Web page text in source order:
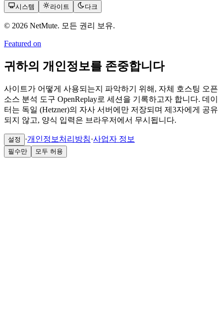
시스템 라이트 다크
© 2026 NetMute. 모든 권리 보유.
Featured on
귀하의 개인정보를 존중합니다
사이트가 어떻게 사용되는지 파악하기 위해, 자체 호스팅 오픈
소스 분석 도구 OpenReplay로 세션을 기록하고자 합니다. 데이
터는 독일 (Hetzner)의 자사 서버에만 저장되며 제3자에게 공유
되지 않고, 양식 입력은 브라우저에서 무시됩니다.
설정 ·개인정보처리방침·사업자 정보
필수만 모두 허용